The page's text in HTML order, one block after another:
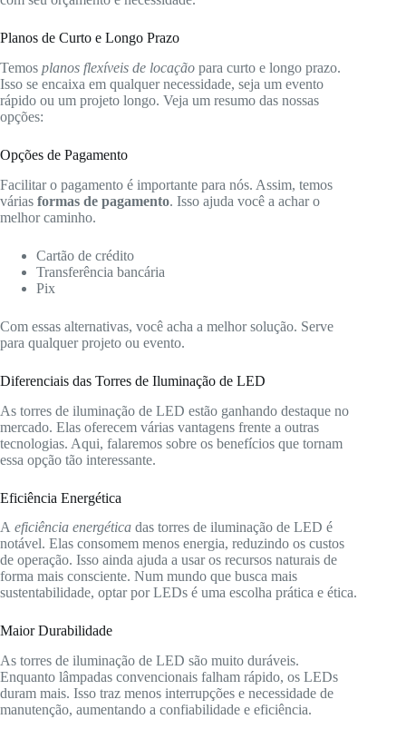
Planos de Curto e Longo Prazo
Temos planos flexíveis de locação para curto e longo prazo.
Isso se encaixa em qualquer necessidade, seja um evento
rápido ou um projeto longo. Veja um resumo das nossas
opções:
Opções de Pagamento
Facilitar o pagamento é importante para nós. Assim, temos
várias formas de pagamento. Isso ajuda você a achar o
melhor caminho.
Cartão de crédito
Transferência bancária
Pix
Com essas alternativas, você acha a melhor solução. Serve
para qualquer projeto ou evento.
Diferenciais das Torres de Iluminação de LED
As torres de iluminação de LED estão ganhando destaque no
mercado. Elas oferecem várias vantagens frente a outras
tecnologias. Aqui, falaremos sobre os benefícios que tornam
essa opção tão interessante.
Eficiência Energética
A eficiência energética das torres de iluminação de LED é
notável. Elas consomem menos energia, reduzindo os custos
de operação. Isso ainda ajuda a usar os recursos naturais de
forma mais consciente. Num mundo que busca mais
sustentabilidade, optar por LEDs é uma escolha prática e ética.
Maior Durabilidade
As torres de iluminação de LED são muito duráveis.
Enquanto lâmpadas convencionais falham rápido, os LEDs
duram mais. Isso traz menos interrupções e necessidade de
manutenção, aumentando a confiabilidade e eficiência.